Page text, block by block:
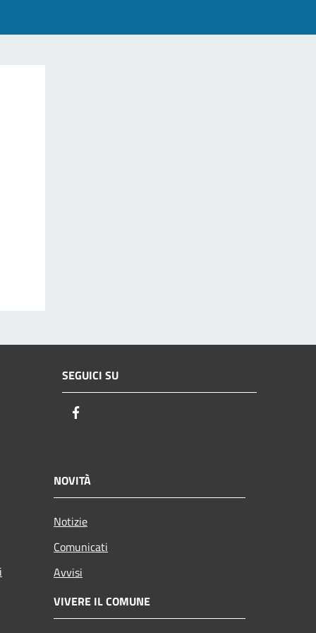
SEGUICI SU
NOVITÀ
Notizie
Comunicati
Avvisi
VIVERE IL COMUNE